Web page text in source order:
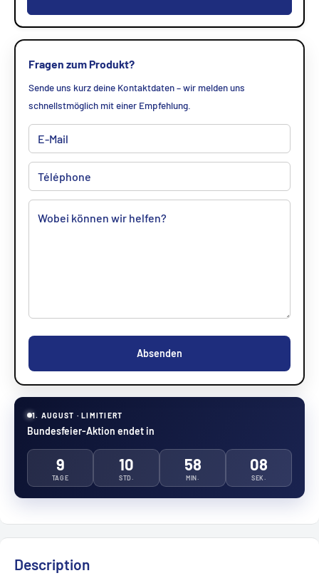
Fragen zum Produkt?
Sende uns kurz deine Kontaktdaten – wir melden uns
schnellstmöglich mit einer Empfehlung.
Absenden
1. AUGUST · LIMITIERT
Bundesfeier-Aktion endet in
9
TAGE
10
STD.
58
MIN.
07
SEK.
Description